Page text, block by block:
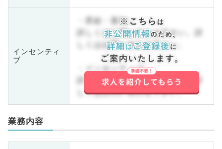
インセンティ
ブ
・昇給・賞与
詳しくはお問い合わせ下さい。詳
しくはお問い合わせ下さい。
・インセンティブ
詳しくはお問い合わせ下さい。詳
しくはお問い合わせ下さい。
業務内容